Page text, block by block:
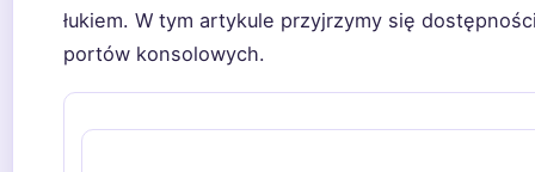
łukiem. W tym artykule przyjrzymy się
portów konsolowych.